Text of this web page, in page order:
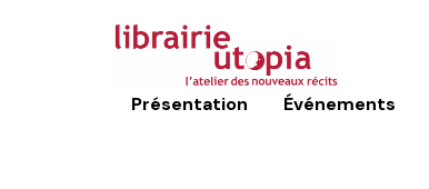
Présentation Événements